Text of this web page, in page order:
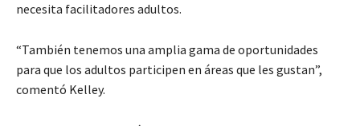
necesita facilitadores adultos.
“También tenemos una amplia gama de oportunidades
para que los adultos participen en áreas que les gustan”,
comentó Kelley.